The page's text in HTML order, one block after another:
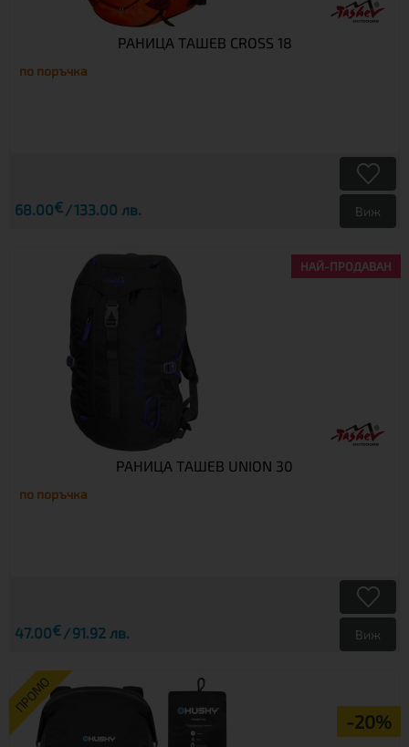
РАНИЦА ТАШЕВ CROSS 18
по поръчка
68.00€ 133.00 лв. Виж
НАЙ-ПРОДАВАН
РАНИЦА ТАШЕВ UNION 30
по поръчка
47.00€ 91.92 лв. Виж
ПРОМО
-20%